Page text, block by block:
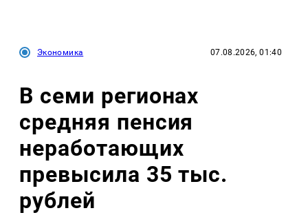
Экономика 07.08.2026, 01:40
В семи регионах
средняя пенсия
неработающих
превысила 35 тыс.
рублей